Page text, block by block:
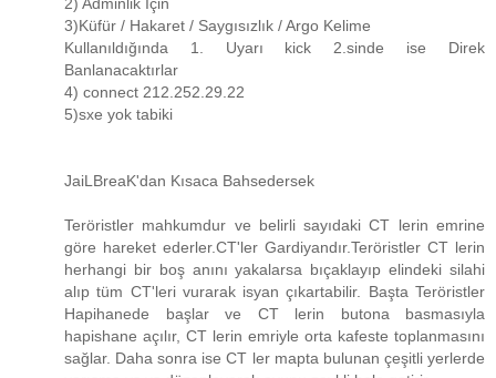
3)Küfür / Hakaret / Saygısızlık / Argo Kelime
Kullanıldığında 1. Uyarı kick 2.sinde ise Direk
Banlanacaktırlar
4) connect 212.252.29.22
5)sxe yok tabiki
JaiLBreaK'dan Kısaca Bahsedersek
Teröristler mahkumdur ve belirli sayıdaki CT lerin emrine
göre hareket ederler.CT'ler Gardiyandır.Teröristler CT lerin
herhangi bir boş anını yakalarsa bıçaklayıp elindeki silahi
alıp tüm CT'leri vurarak isyan çıkartabilir. Başta Teröristler
Hapihanede başlar ve CT lerin butona basmasıyla
hapishane açılır, CT lerin emriyle orta kafeste toplanmasını
sağlar. Daha sonra ise CT ler mapta bulunan çeşitli yerlerde